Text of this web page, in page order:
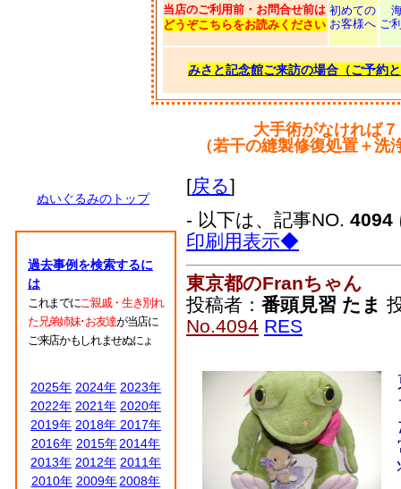
当店のご利用前・お問合せ前は
どうぞこちらをお読みください
初めての
お客様へ ご
みさと記念館ご来訪の場合（ご予約
大手術がなければ
（若干の縫製修復処置＋
ぬいぐるみのトップ
過去事例を検索するに
は
これまでにご親戚・生き別れ
た兄弟姉妹･お友達が当店に
ご来店かもしれませぬにょ
2025年 2024年 2023年
2022年 2021年 2020年
2019年 2018年 2017年
2016年 2015年 2014年
2013年 2012年 2011年
2010年 2009年 2008年
[戻る]
- 以下は、記事NO. 4094
印刷用表示◆
東京都のFranちゃん
投稿者： 番頭見習 たま
No.4094 RES